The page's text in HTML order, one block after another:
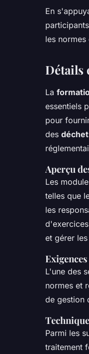
En
les normes
Détails
La
essentiels
pour
des
Aperçu
Les
telles que
les
et gérer
L'une des
normes et
de gestion
Parmi les
traitement